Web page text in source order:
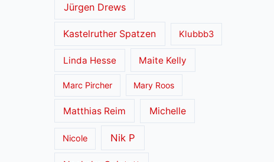
Jürgen Drews
Kastelruther Spatzen Klubbb3
Linda Hesse Maite Kelly
Marc Pircher Mary Roos
Matthias Reim Michelle
Nicole Nik P